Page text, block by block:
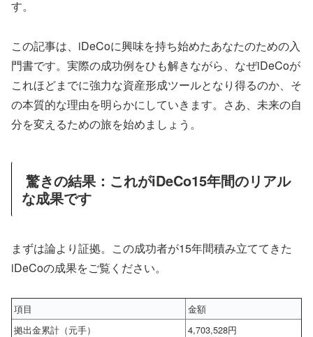
す。
この記事は、iDeCoに興味を持ち始めたあなたのための入
門書です。実際の成功例をひも解きながら、なぜiDeCoが
これほどまでに強力な資産形成ツールとなり得るのか、そ
の本質的な理由を明らかにしていきます。さあ、未来の自
分を変えるための旅を始めましょう。
驚きの結果：これがiDeCo15年間のリアル
な成果です
まずは論より証拠。この成功者が15年間積み立ててきた
iDeCoの成果をご覧ください。
項目
金額
拠出金累計（元手）
4,703,528円